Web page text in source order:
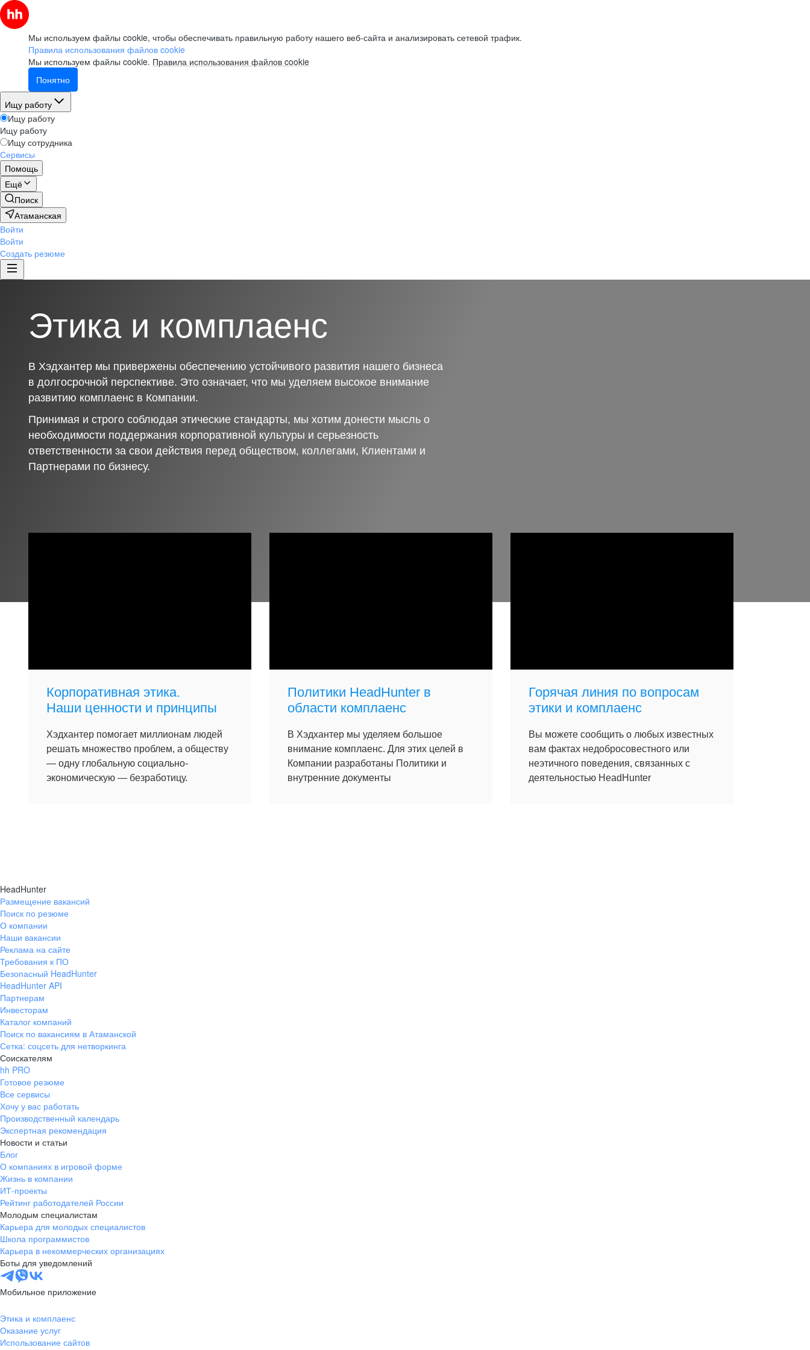
Мы используем файлы cookie, чтобы обеспечивать правильную работу нашего веб-сайта и анализировать сетевой трафик.
Правила использования файлов cookie
Мы используем файлы cookie. Правила использования файлов cookie
Понятно
Ищу работу
Ищу работу
Ищу работу
Ищу сотрудника
Сервисы
Помощь
Ещё
Поиск
Атаманская
Войти
Войти
Создать резюме
Этика и комплаенс
В Хэдхантер мы привержены обеспечению устойчивого развития нашего бизнеса
в долгосрочной перспективе. Это означает, что мы уделяем высокое внимание
развитию комплаенс в Компании.
Принимая и строго соблюдая этические стандарты, мы хотим донести мысль о
необходимости поддержания корпоративной культуры и серьезность
ответственности за свои действия перед обществом, коллегами, Клиентами и
Партнерами по бизнесу.
Корпоративная этика.
Наши ценности и принципы
Хэдхантер помогает миллионам людей
решать множество проблем, а обществу
— одну глобальную социально-
экономическую — безработицу.
Политики HeadHunter в
области комплаенс
В Хэдхантер мы уделяем большое
внимание комплаенс. Для этих целей в
Компании разработаны Политики и
внутренние документы
Горячая линия по вопросам
этики и комплаенс
Вы можете сообщить о любых известных
вам фактах недобросовестного или
неэтичного поведения, связанных с
деятельностью HeadHunter
HeadHunter
Размещение вакансий
Поиск по резюме
О компании
Наши вакансии
Реклама на сайте
Требования к ПО
Безопасный HeadHunter
HeadHunter API
Партнерам
Инвесторам
Каталог компаний
Поиск по вакансиям в Атаманской
Сетка: соцсеть для нетворкинга
Соискателям
hh PRO
Готовое резюме
Все сервисы
Хочу у вас работать
Производственный календарь
Экспертная рекомендация
Новости и статьи
Блог
О компаниях в игровой форме
Жизнь в компании
ИТ-проекты
Рейтинг работодателей России
Молодым специалистам
Карьера для молодых специалистов
Школа программистов
Карьера в некоммерческих организациях
Боты для уведомлений
Мобильное приложение
Этика и комплаенс
Оказание услуг
Использование сайтов